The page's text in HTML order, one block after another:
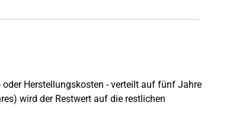
Herstellungskosten - verteilt auf fünf Jahre
wird der Restwert auf die restlichen